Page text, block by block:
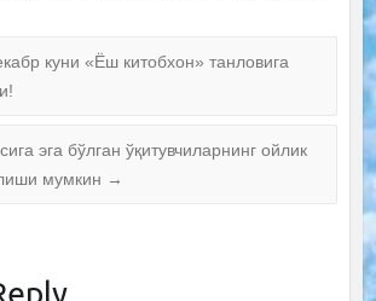
куни «Ёш китобхон» танловига
эга бўлган ўқитувчиларнинг ойлик
мумкин →